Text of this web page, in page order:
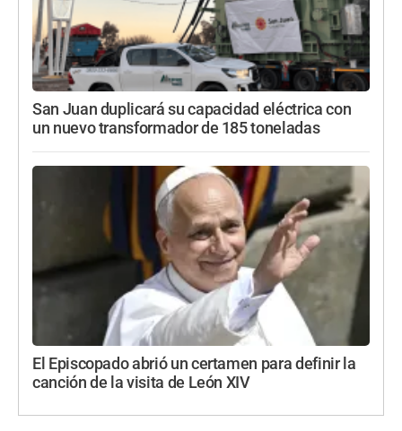
San Juan duplicará su capacidad eléctrica con
un nuevo transformador de 185 toneladas
El Episcopado abrió un certamen para definir la
canción de la visita de León XIV